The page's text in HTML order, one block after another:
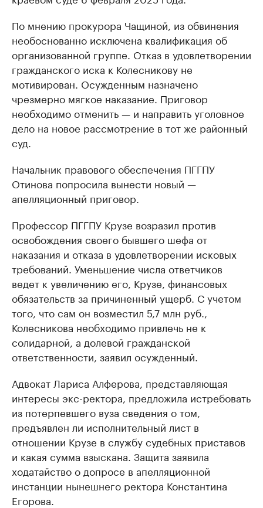
По мнению прокурора Чащиной, из обвинения
необоснованно исключена квалификация об
организованной группе. Отказ в удовлетворении
гражданского иска к Колесникову не
мотивирован. Осужденным назначено
чрезмерно мягкое наказание. Приговор
необходимо отменить — и направить уголовное
дело на новое рассмотрение в тот же районный
суд.
Начальник правового обеспечения ПГГПУ
Отинова попросила вынести новый —
апелляционный приговор.
Профессор ПГГПУ Крузе возразил против
освобождения своего бывшего шефа от
наказания и отказа в удовлетворении исковых
требований. Уменьшение числа ответчиков
ведет к увеличению его, Крузе, финансовых
обязательств за причиненный ущерб. С учетом
того, что сам он возместил 5,7 млн руб.,
Колесникова необходимо привлечь не к
солидарной, а долевой гражданской
ответственности, заявил осужденный.
Адвокат Лариса Алферова, представляющая
интересы экс-ректора, предложила истребовать
из потерпевшего вуза сведения о том,
предъявлен ли исполнительный лист в
отношении Крузе в службу судебных приставов
и какая сумма взыскана. Защита заявила
ходатайство о допросе в апелляционной
инстанции нынешнего ректора Константина
Егорова.